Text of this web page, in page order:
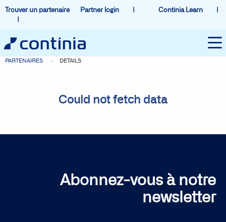
Trouver un partenaire Partner login Continia Learn
PARTENAIRES DETAILS
Could not fetch data
Abonnez-vous à notre
newsletter